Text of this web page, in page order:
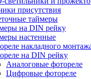
присутствия
таймеры
на DIN рейку
настенные
накладного
на DIN рейку
Аналоговые фотореле
Цифровые фотореле